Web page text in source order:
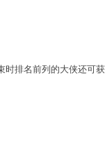
排名前列的大侠还可